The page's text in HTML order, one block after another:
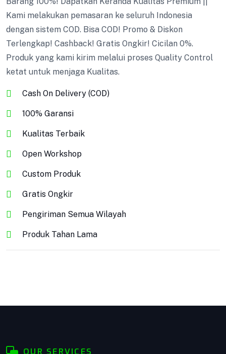
Kami melakukan pemasaran ke seluruh Indonesia
dengan sistem COD. Bisa COD! Promo & Diskon
Terlengkap! Cashback! Gratis Ongkir! Cicilan 0%.
Produk yang kami kirim melalui proses Quality Control
ketat untuk menjaga Kualitas.
Cash On Delivery (COD)
100% Garansi
Kualitas Terbaik
Open Workshop
Custom Produk
Gratis Ongkir
Pengiriman Semua Wilayah
Produk Tahan Lama
OUR SERVICES
Control ketat untuk menjaga Kualitas.
VIEW DETAILS
Keranda Jenazah BISA COD !! GARANSI Barang
dengan sistem COD. Bisa COD! Promo & Diskon